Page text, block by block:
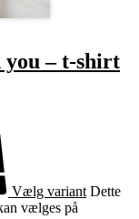
you – t-shirt
Vælg variant Dette
vælges på